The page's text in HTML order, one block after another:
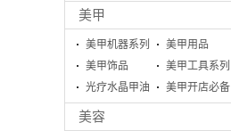
系列
美甲
美甲机器系列
美甲用品
美甲饰品
美甲工具系列
光疗水晶甲油
胶系列
美甲开店必备
美容